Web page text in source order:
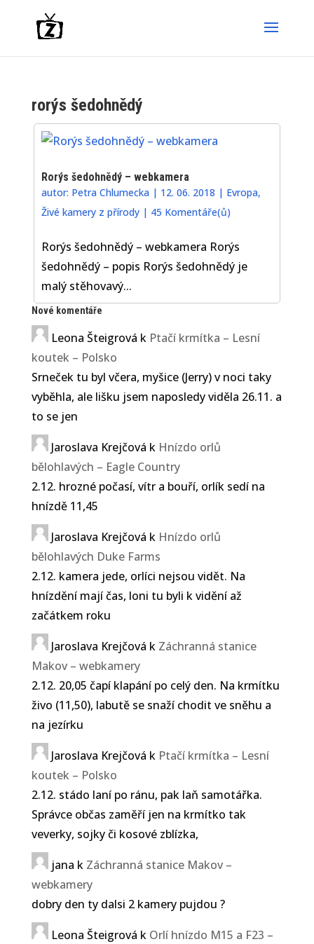
rorýs šedohnědý
Rorýs šedohnědý – webkamera
autor: Petra Chlumecka | 12. 06. 2018 | Evropa,
Živé kamery z přírody | 45 Komentáře(ů)
Rorýs šedohnědý – webkamera Rorýs
šedohnědý – popis Rorýs šedohnědý je
malý stěhovavý...
Nové komentáře
Leona Šteigrová k Ptačí krmítka – Lesní
koutek – Polsko
Srneček tu byl včera, myšice (Jerry) v noci taky
vyběhla, ale lišku jsem naposledy viděla 26.11. a
to se jen
Jaroslava Krejčová k Hnízdo orlů
bělohlavých – Eagle Country
2.12. hrozné počasí, vítr a bouří, orlík sedí na
hnízdě 11,45
Jaroslava Krejčová k Hnízdo orlů
bělohlavých Duke Farms
2.12. kamera jede, orlíci nejsou vidět. Na
hnízdění mají čas, loni tu byli k vidění až
začátkem roku
Jaroslava Krejčová k Záchranná stanice
Makov – webkamery
2.12. 20,05 čapí klapání po celý den. Na krmítku
živo (11,50), labutě se snaží chodit ve sněhu a
na jezírku
Jaroslava Krejčová k Ptačí krmítka – Lesní
koutek – Polsko
2.12. stádo laní po ránu, pak laň samotářka.
Správce občas zaměří jen na krmítko tak
veverky, sojky či kosové zblízka,
jana k Záchranná stanice Makov –
webkamery
dobry den ty dalsi 2 kamery pujdou ?
Leona Šteigrová k Orlí hnízdo M15 a F23 –